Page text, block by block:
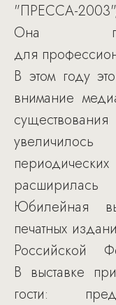
"ПРЕССА-
Она
для
В этом году
внимание
расширилась
Юбилейная
печатных
Российской
В выставке
гости: